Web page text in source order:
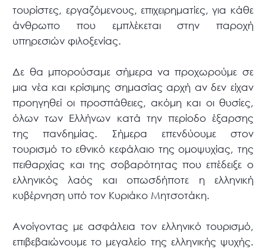
τουρίστες, εργαζόμενους, επιχειρηματίες, για κάθε
άνθρωπο που εμπλέκεται στην παροχή
υπηρεσιών φιλοξενίας.
Δε θα μπορούσαμε σήμερα να προχωρούμε σε
μια νέα και κρίσιμης σημασίας αρχή αν δεν είχαν
προηγηθεί οι προσπάθειες, ακόμη και οι θυσίες,
όλων των Ελλήνων κατά την περίοδο έξαρσης
της πανδημίας. Σήμερα επενδύουμε στον
τουρισμό το εθνικό κεφάλαιο της ομοψυχίας, της
πειθαρχίας και της σοβαρότητας που επέδειξε ο
ελληνικός λαός και οπωσδήποτε η ελληνική
κυβέρνηση υπό τον Κυριάκο Μητσοτάκη.
Ανοίγοντας με ασφάλεια τον ελληνικό τουρισμό,
επιβεβαιώνουμε το μεγαλείο της ελληνικής ψυχής.